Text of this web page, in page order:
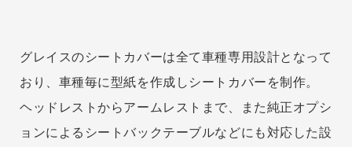
グレイスのシートカバーは全て車種専用設計となって
おり、車種毎に型紙を作成しシートカバーを制作。
ヘッドレストからアームレストまで、また純正オプシ
ョンによるシートバックテーブルなどにも対応した設